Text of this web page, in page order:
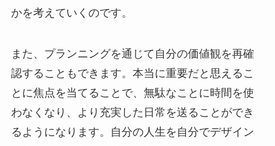
かを考えていくのです。
また、プランニングを通じて自分の価値観を再確
認することもできます。本当に重要だと思えるこ
とに焦点を当てることで、無駄なことに時間を使
わなくなり、より充実した日常を送ることができ
るようになります。自分の人生を自分でデザイン